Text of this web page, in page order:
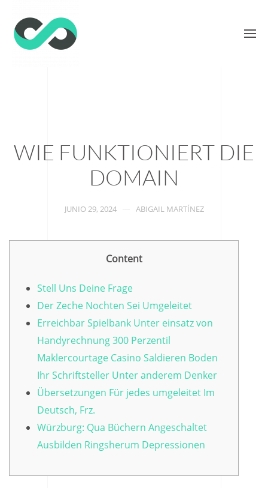
WIE FUNKTIONIERT DIE
DOMAIN
JUNIO 29, 2024 ABIGAIL MARTÍNEZ
Content
Stell Uns Deine Frage
Der Zeche Nochten Sei Umgeleitet
Erreichbar Spielbank Unter einsatz von
Handyrechnung 300 Perzentil
Maklercourtage Casino Saldieren Boden
Ihr Schriftsteller Unter anderem Denker
Übersetzungen Für jedes umgeleitet Im
Deutsch, Frz.
Würzburg: Qua Büchern Angeschaltet
Ausbilden Ringsherum Depressionen